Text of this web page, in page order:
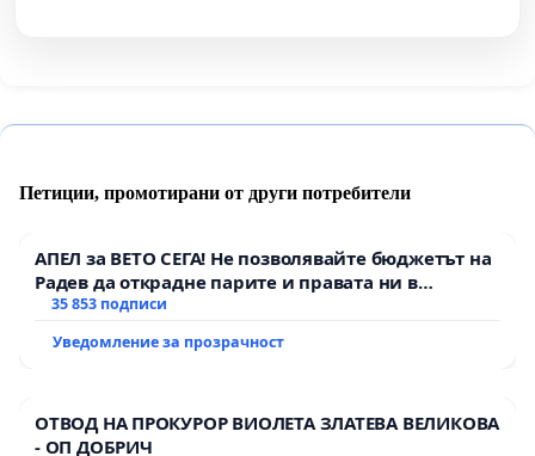
Петиции, промотирани от други потребители
АПЕЛ за ВЕТО СЕГА! Не позволявайте бюджетът на
Радев да открадне парите и правата ни в
тъмното
35 853 подписи
Уведомление за прозрачност
ОТВОД НА ПРОКУРОР ВИОЛЕТА ЗЛАТЕВА ВЕЛИКОВА
- ОП ДОБРИЧ